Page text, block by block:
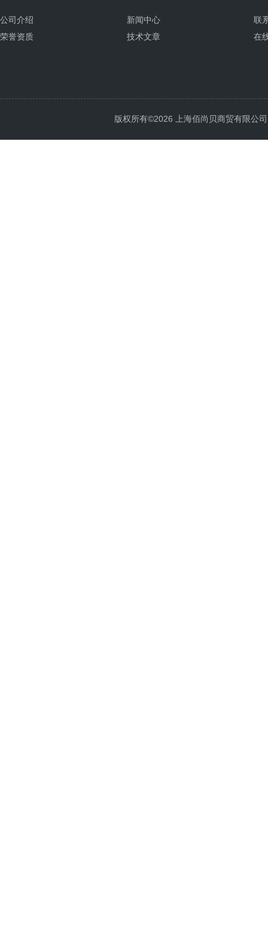
公司介绍
荣誉资质
新闻中心
技术文章
联
在
版权所有©2026 上海佰尚贝商贸有限公